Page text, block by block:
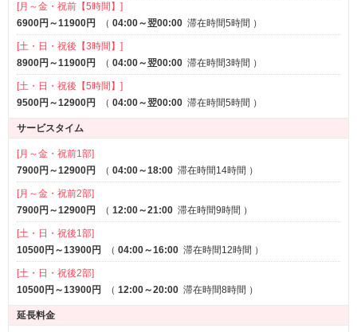
[月～金・祝前【5時間】]
6900円～11900円
（ 04:00～翌00:00 滞在時間5時間 ）
[土・日・祝後【3時間】]
8900円～11900円
（ 04:00～翌00:00 滞在時間3時間 ）
[土・日・祝後【5時間】]
9500円～12900円
（ 04:00～翌00:00 滞在時間5時間 ）
サービスタイム
[月～金・祝前1部]
7900円～12900円
（ 04:00～18:00 滞在時間14時間 ）
[月～金・祝前2部]
7900円～12900円
（ 12:00～21:00 滞在時間9時間 ）
[土・日・祝後1部]
10500円～13900円
（ 04:00～16:00 滞在時間12時間 ）
[土・日・祝後2部]
10500円～13900円
（ 12:00～20:00 滞在時間8時間 ）
延長料金